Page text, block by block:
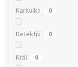
Karkulka 0
Detektiv 0
Král 0